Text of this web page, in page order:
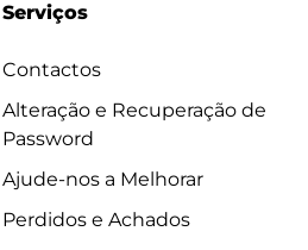
Serviços
Contactos
Alteração e Recuperação de
Password
Ajude-nos a Melhorar
Perdidos e Achados